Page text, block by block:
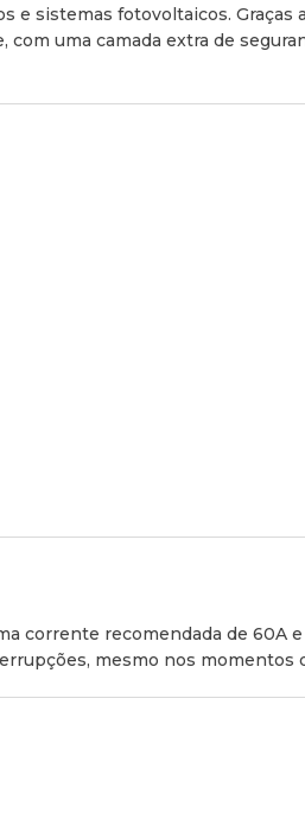
e sistemas fotovoltaicos.
, com uma camada extra de
corrente recomendada de 60A
mesmo nos momentos